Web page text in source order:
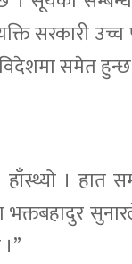
सरकारी
समेत हुन्छ
। हात